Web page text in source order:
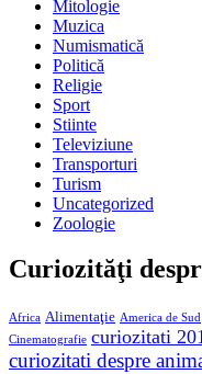
Mitologie
Muzica
Numismatică
Politică
Religie
Sport
Stiinte
Televiziune
Transporturi
Turism
Uncategorized
Zoologie
Curiozităţi
Africa Alimentaţie America de Sud
Cinematografie curiozitati
curiozitati despre